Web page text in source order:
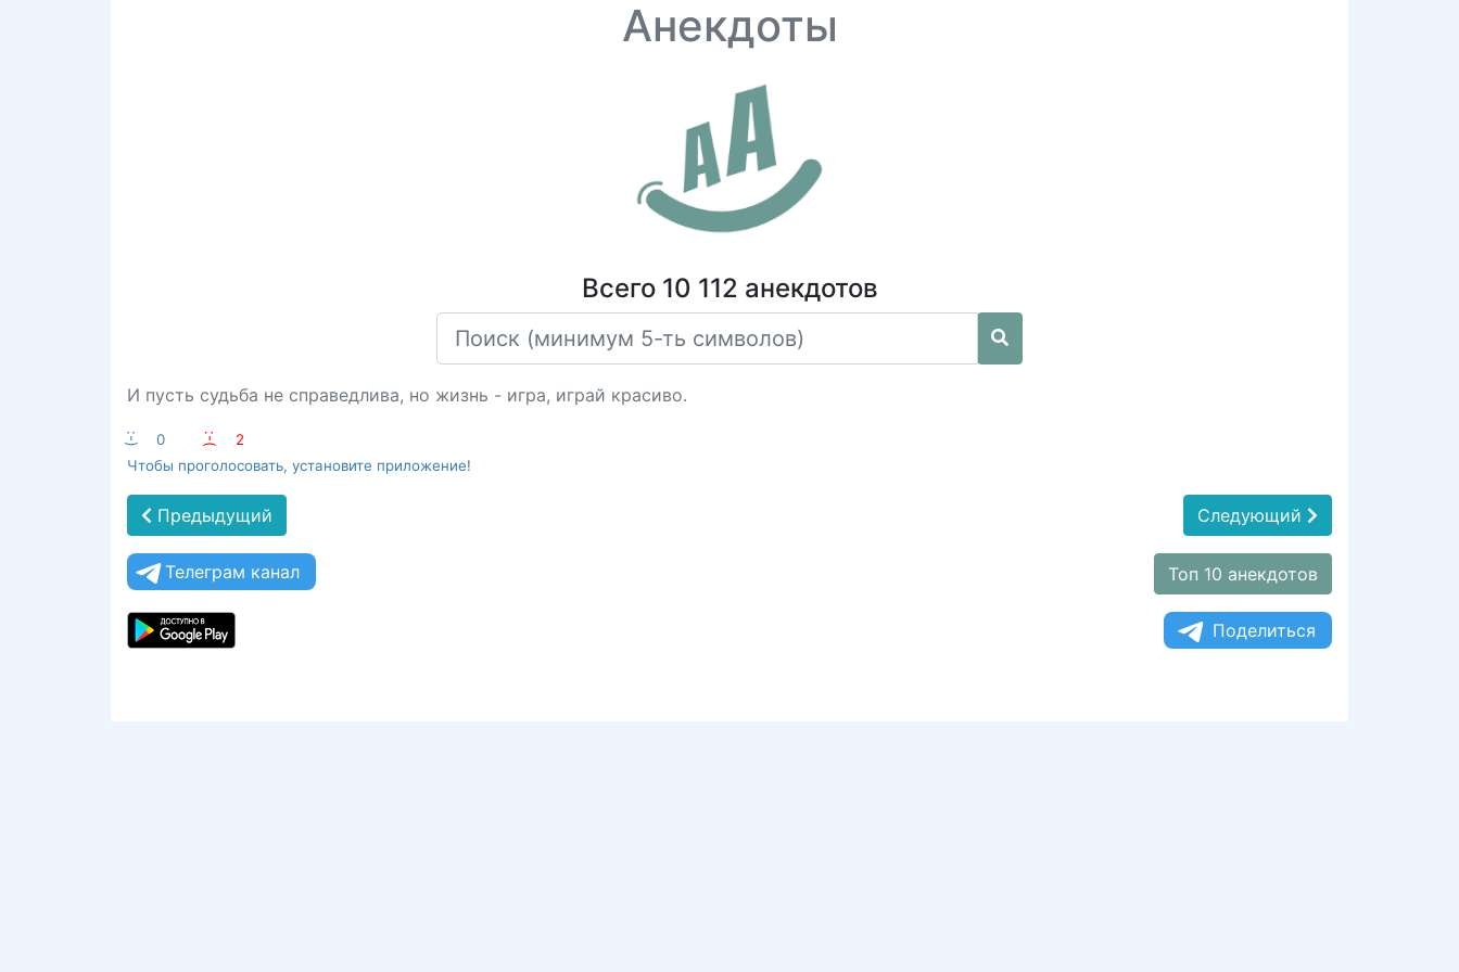
Анекдоты
Всего 10 112 анекдотов
И пусть судьба не справедлива, но жизнь - игра, играй красиво.
:-) 0 :-(
2
Чтобы проголосовать, установите приложение!
Предыдущий Следующий
Телеграм канал Топ 10 анекдотов
Поделиться